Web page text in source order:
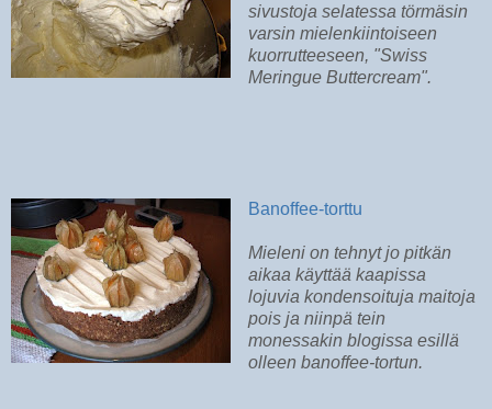
sivustoja selatessa törmäsin
varsin mielenkiintoiseen
kuorrutteeseen, "Swiss
Meringue Buttercream".
Banoffee-torttu
Mieleni on tehnyt jo pitkän
aikaa käyttää kaapissa
lojuvia kondensoituja maitoja
pois ja niinpä tein
monessakin blogissa esillä
olleen banoffee-tortun.